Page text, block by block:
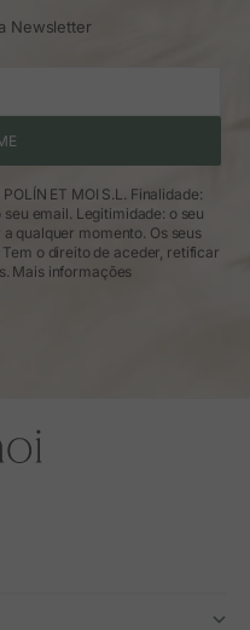
Newsletter
ET MOI S.L. Finalidade:
email. Legitimidade: o seu
qualquer momento. Os seus
o direito de aceder, retificar
Mais informações